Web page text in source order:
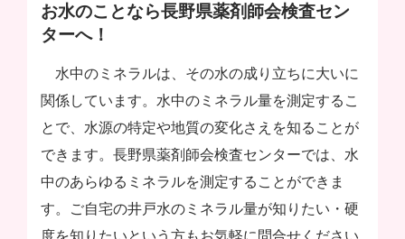
お水のことなら長野県薬剤師会検査セン
ターへ！
水中のミネラルは、その水の成り立ちに大いに
関係しています。水中のミネラル量を測定するこ
とで、水源の特定や地質の変化さえを知ることが
できます。長野県薬剤師会検査センターでは、水
中のあらゆるミネラルを測定することができま
す。ご自宅の井戸水のミネラル量が知りたい・硬
度を知りたいという方もお気軽に問合せください